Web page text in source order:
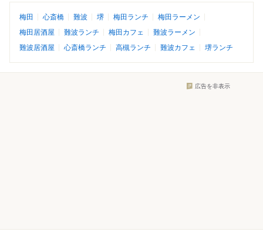
梅田 心斎橋 難波 堺 梅田ランチ
梅田ラーメン
梅田居酒屋
難波ランチ 梅田カフェ
難波ラーメン
難波居酒屋
心斎橋ランチ 高槻ランチ 難波カフェ 堺ランチ
広告を非表示